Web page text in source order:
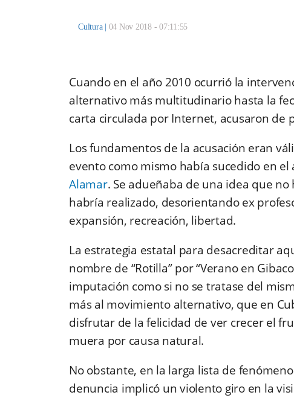
Cultura 04 Nov 2018 - 07:11:55
Cuando en el año 2010 ocurrió la
alternativo más multitudinario hasta la
carta circulada por Internet, acusaron de
Los fundamentos de la acusación eran
evento como mismo había sucedido en el
Alamar. Se adueñaba de una idea que
habría realizado, desorientando ex
expansión, recreación, libertad.
La estrategia estatal para desacreditar
nombre de “Rotilla” por “Verano en
imputación como si no se tratase del
más al movimiento alternativo, que en
disfrutar de la felicidad de ver crecer el
muera por causa natural.
No obstante, en la larga lista de
denuncia implicó un violento giro en la